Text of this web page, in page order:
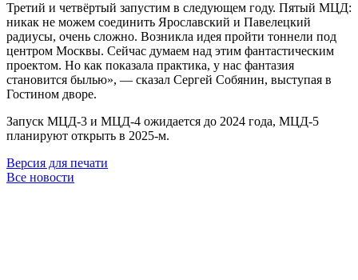
Третий и четвёртый запустим в следующем году. Пятый МЦД:
никак не можем соединить Ярославский и Павелецкий
радиусы, очень сложно. Возникла идея пройти тоннели под
центром Москвы. Сейчас думаем над этим фантастическим
проектом. Но как показала практика, у нас фантазия
становится былью», — сказал Сергей Собянин, выступая в
Гостином дворе.
Запуск МЦД-3 и МЦД-4 ожидается до 2024 года, МЦД-5
планируют открыть в 2025-м.
Версия для печати
Все новости